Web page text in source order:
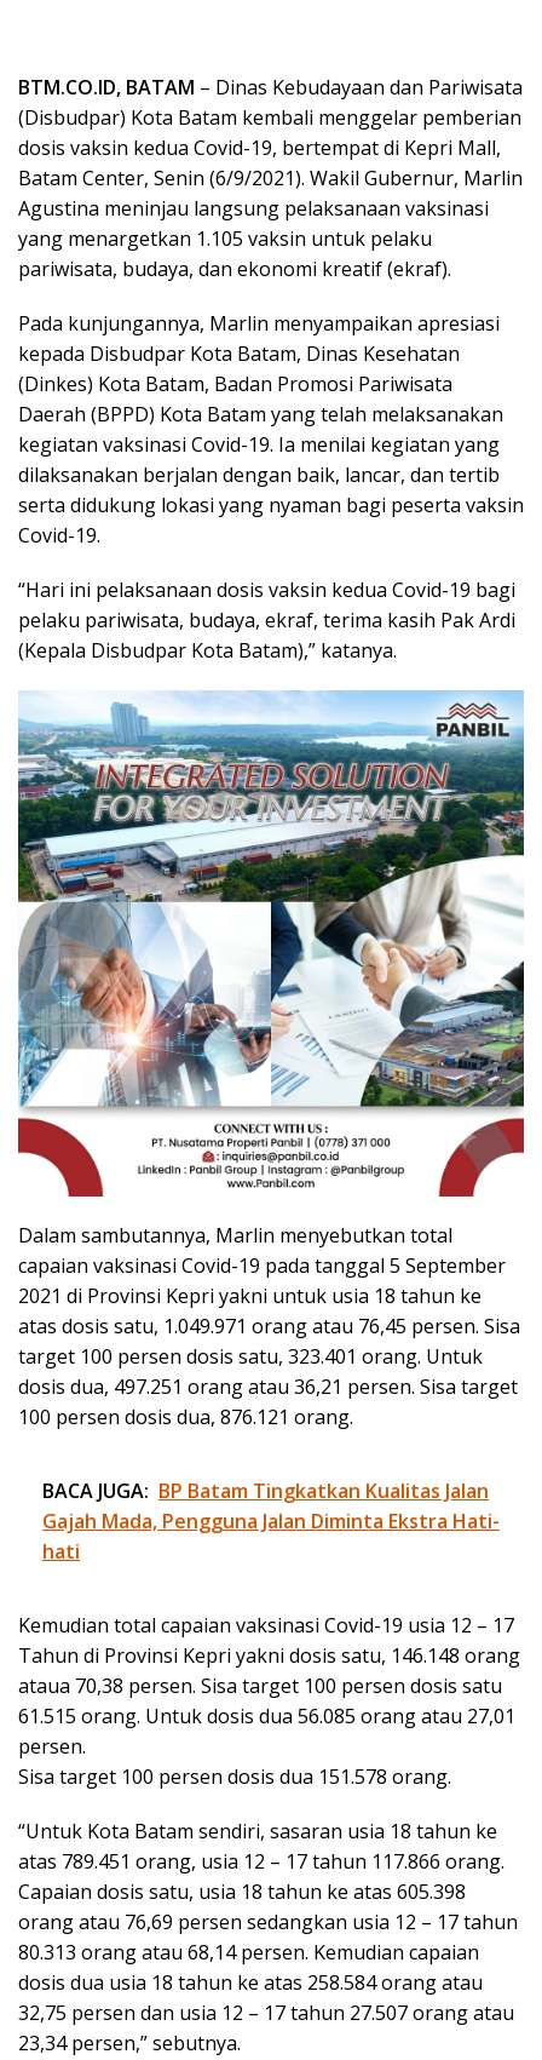
BTM.CO.ID, BATAM – Dinas Kebudayaan dan Pariwisata
(Disbudpar) Kota Batam kembali menggelar pemberian
dosis vaksin kedua Covid-19, bertempat di Kepri Mall,
Batam Center, Senin (6/9/2021). Wakil Gubernur, Marlin
Agustina meninjau langsung pelaksanaan vaksinasi
yang menargetkan 1.105 vaksin untuk pelaku
pariwisata, budaya, dan ekonomi kreatif (ekraf).
Pada kunjungannya, Marlin menyampaikan apresiasi
kepada Disbudpar Kota Batam, Dinas Kesehatan
(Dinkes) Kota Batam, Badan Promosi Pariwisata
Daerah (BPPD) Kota Batam yang telah melaksanakan
kegiatan vaksinasi Covid-19. Ia menilai kegiatan yang
dilaksanakan berjalan dengan baik, lancar, dan tertib
serta didukung lokasi yang nyaman bagi peserta vaksin
Covid-19.
“Hari ini pelaksanaan dosis vaksin kedua Covid-19 bagi
pelaku pariwisata, budaya, ekraf, terima kasih Pak Ardi
(Kepala Disbudpar Kota Batam),” katanya.
Dalam sambutannya, Marlin menyebutkan total
capaian vaksinasi Covid-19 pada tanggal 5 September
2021 di Provinsi Kepri yakni untuk usia 18 tahun ke
atas dosis satu, 1.049.971 orang atau 76,45 persen. Sisa
target 100 persen dosis satu, 323.401 orang. Untuk
dosis dua, 497.251 orang atau 36,21 persen. Sisa target
100 persen dosis dua, 876.121 orang.
BACA JUGA: BP Batam Tingkatkan Kualitas Jalan
Gajah Mada, Pengguna Jalan Diminta Ekstra Hati-
hati
Kemudian total capaian vaksinasi Covid-19 usia 12 – 17
Tahun di Provinsi Kepri yakni dosis satu, 146.148 orang
ataua 70,38 persen. Sisa target 100 persen dosis satu
61.515 orang. Untuk dosis dua 56.085 orang atau 27,01
persen.
Sisa target 100 persen dosis dua 151.578 orang.
“Untuk Kota Batam sendiri, sasaran usia 18 tahun ke
atas 789.451 orang, usia 12 – 17 tahun 117.866 orang.
Capaian dosis satu, usia 18 tahun ke atas 605.398
orang atau 76,69 persen sedangkan usia 12 – 17 tahun
80.313 orang atau 68,14 persen. Kemudian capaian
dosis dua usia 18 tahun ke atas 258.584 orang atau
32,75 persen dan usia 12 – 17 tahun 27.507 orang atau
23,34 persen,” sebutnya.